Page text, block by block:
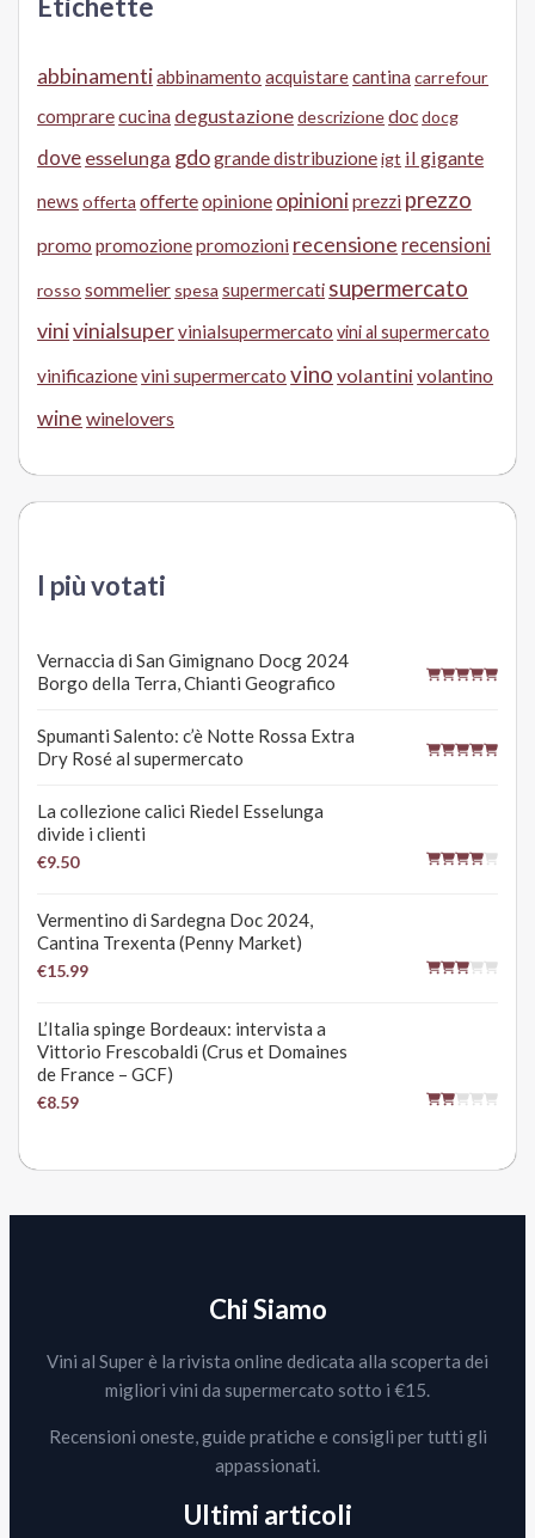
abbinamentiabbinamento acquistarecantina carrefour
comprarecucina degustazionedescrizionedocdocg
dove esselunga gdogrande distribuzioneigt il gigante
news offerta offerteopinione opinioniprezzi prezzo
promo promozionepromozioni recensione recensioni
rosso sommelier spesa supermercati supermercato
vinivinialsupervinialsupermercato vini al supermercato
vinificazionevini supermercato vino volantini volantino
wine winelovers
I più votati
Vernaccia di San Gimignano Docg 2024
Borgo della Terra, Chianti Geografico
Spumanti Salento: c’è Notte Rossa Extra
Dry Rosé al supermercato
La collezione calici Riedel Esselunga
divide i clienti
€9.50
Vermentino di Sardegna Doc 2024,
Cantina Trexenta (Penny Market)
€15.99
L’Italia spinge Bordeaux: intervista a
Vittorio Frescobaldi (Crus et Domaines
de France – GCF)
€8.59
Chi Siamo
Vini al Super è la rivista online dedicata alla scoperta dei
migliori vini da supermercato sotto i €15.
Recensioni oneste, guide pratiche e consigli per tutti gli
appassionati.
Ultimi articoli